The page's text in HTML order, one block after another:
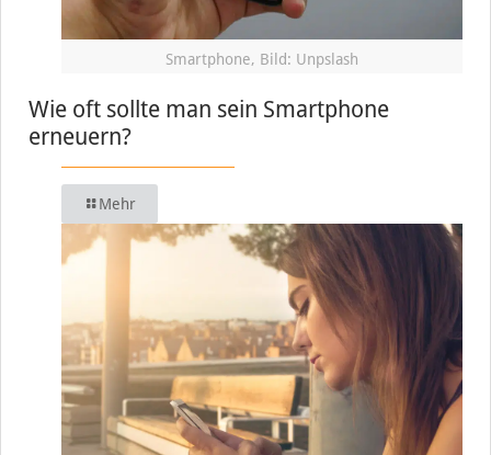
Smartphone, Bild: Unpslash
Wie oft sollte man sein Smartphone
erneuern?
Mehr